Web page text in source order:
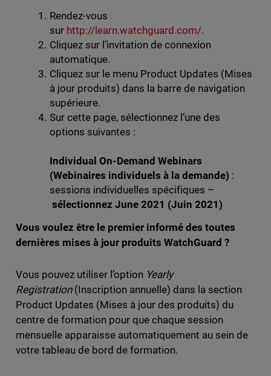
Rendez-vous
sur http://learn.watchguard.com/.
Cliquez sur l’invitation de connexion
automatique.
Cliquez sur le menu Product Updates (Mises
à jour produits) dans la barre de navigation
supérieure.
Sur cette page, sélectionnez l’une des
options suivantes :
Individual On-Demand Webinars
(Webinaires individuels à la demande) :
sessions individuelles spécifiques –
sélectionnez June 2021 (Juin 2021)
Vous voulez être le premier informé des toutes
dernières mises à jour produits WatchGuard ?
Vous pouvez utiliser l’option Yearly
Registration(Inscription annuelle) dans la section
Product Updates (Mises à jour des produits) du
centre de formation pour que chaque session
mensuelle apparaisse automatiquement au sein de
votre tableau de bord de formation.